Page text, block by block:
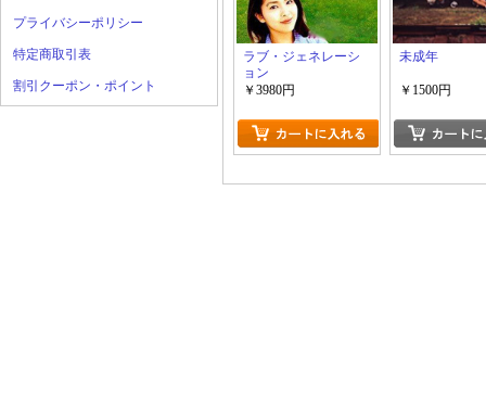
プライバシーポリシー
特定商取引表
割引クーポン・ポイント
ラブ・ジェネレーシ
ョン
￥3980円
未成年
￥1500円